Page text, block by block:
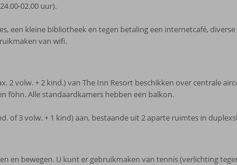
02.00 uur).
een kleine bibliotheek en tegen betaling een internetcafé,
van wifi.
2 volw. + 2 kind.) van The Inn Resort beschikken over centrale
föhn. Alle standaardkamers hebben een balkon.
of 3 volw. + 1 kind) aan, bestaande uit 2 aparte ruimtes in
en bewegen. U kunt er gebruikmaken van tennis (verlichting